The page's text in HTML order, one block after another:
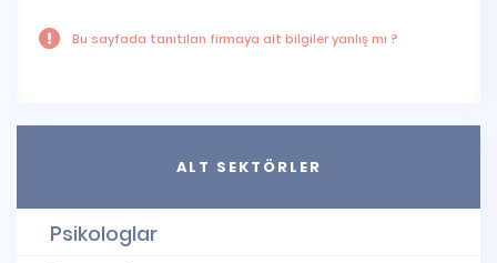
Bu sayfada tanıtılan firmaya ait bilgiler yanlış mı ?
ALT SEKTÖRLER
Psikologlar